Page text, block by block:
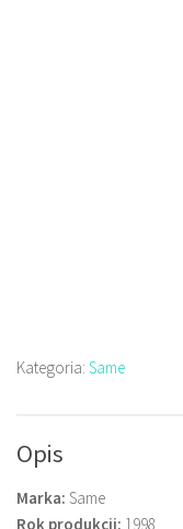
Kategoria: Same
Opis
Marka: Same
Rok produkcji: 1998